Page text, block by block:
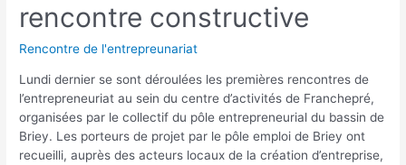
rencontre constructive
Rencontre de l'entrepreunariat
Lundi dernier se sont déroulées les premières rencontres de
l’entrepreneuriat au sein du centre d’activités de Franchepré,
organisées par le collectif du pôle entrepreneurial du bassin de
Briey. Les porteurs de projet par le pôle emploi de Briey ont
recueilli, auprès des acteurs locaux de la création d’entreprise,